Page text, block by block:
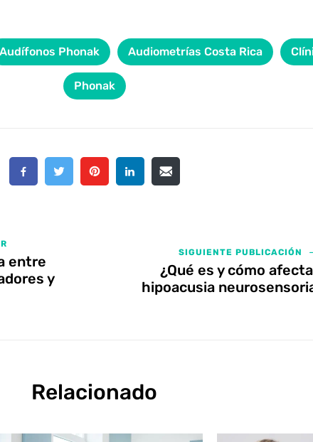
Audífonos Phonak Audiometrías Costa Rica
Phonak
entre
y
SIGUIENTE PUBLICACIÓN
¿Qué es y cómo
hipoacusia
Relacionado